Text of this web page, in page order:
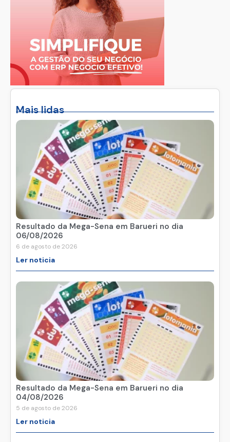
Mais lidas
Resultado da Mega-Sena em Barueri no dia
06/08/2026
6 de agosto de 2026
Ler noticia
Resultado da Mega-Sena em Barueri no dia
04/08/2026
5 de agosto de 2026
Ler noticia